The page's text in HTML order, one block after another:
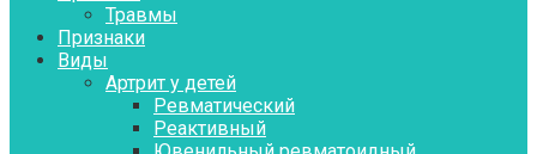
Травмы
Признаки
Виды
Артрит у детей
Ревматический
Реактивный